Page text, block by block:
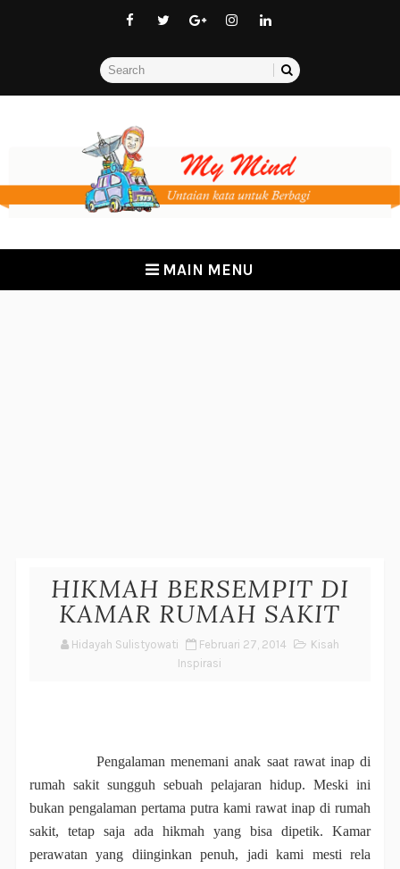
MAIN MENU
HIKMAH BERSEMPIT DI
KAMAR RUMAH SAKIT
Hidayah Sulistyowati Februari 27, 2014
Kisah
Inspirasi
Pengalaman menemani anak saat rawat inap di
rumah sakit sungguh sebuah pelajaran hidup. Meski ini
bukan pengalaman pertama putra kami rawat inap di rumah
sakit, tetap saja ada hikmah yang bisa dipetik. Kamar
perawatan yang diinginkan penuh, jadi kami mesti rela